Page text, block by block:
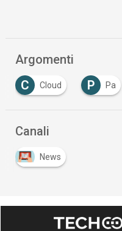
Argomenti
C
Cloud P Pa
Canali
News